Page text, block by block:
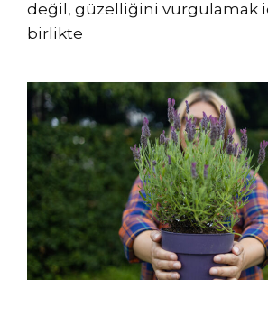
değil, güzelliğini vurgulamak
birlikte